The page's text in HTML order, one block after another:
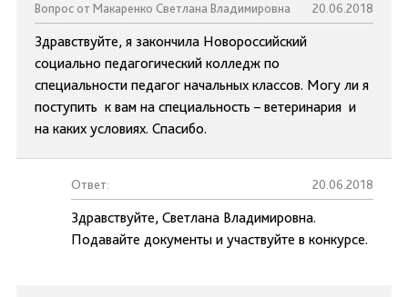
Вопрос от Макаренко Светлана Владимировна 20.06.2018
Здравствуйте, я закончила Новороссийский
социально педагогический колледж по
специальности педагог начальных классов. Могу ли я
поступить к вам на специальность – ветеринария и
на каких условиях. Спасибо.
Ответ: 20.06.2018
Здравствуйте, Светлана Владимировна.
Подавайте документы и участвуйте в конкурсе.